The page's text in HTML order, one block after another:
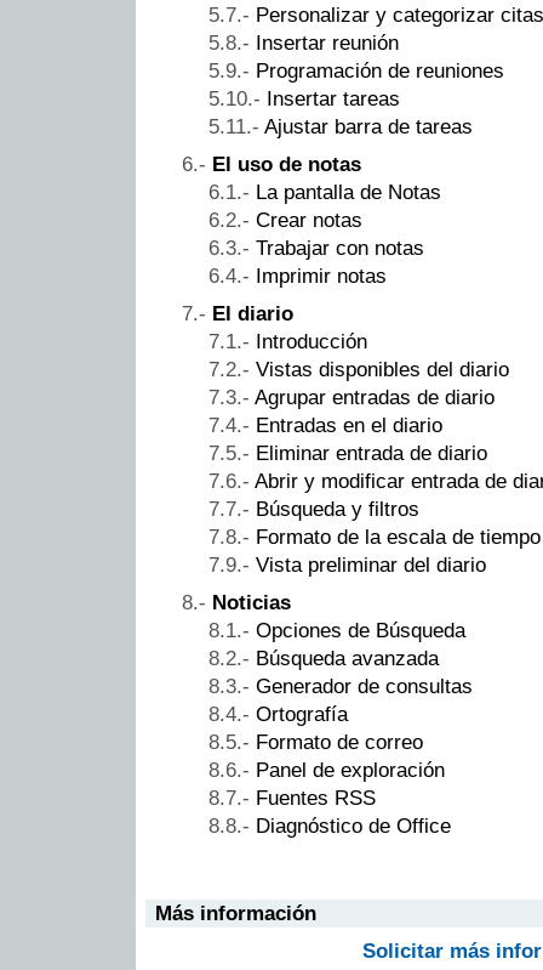
Personalizar y categorizar citas
Insertar reunión
Programación de reuniones
Insertar tareas
Ajustar barra de tareas
El uso de notas
La pantalla de Notas
Crear notas
Trabajar con notas
Imprimir notas
El diario
Introducción
Vistas disponibles del diario
Agrupar entradas de diario
Entradas en el diario
Eliminar entrada de diario
Abrir y modificar entrada de
Búsqueda y filtros
Formato de la escala de tiempo
Vista preliminar del diario
Noticias
Opciones de Búsqueda
Búsqueda avanzada
Generador de consultas
Ortografía
Formato de correo
Panel de exploración
Fuentes RSS
Diagnóstico de Office
Más información
Solicitar más